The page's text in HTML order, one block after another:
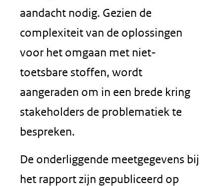
aandacht nodig. Gezien de
complexiteit van de oplossingen
voor het omgaan met niet-
toetsbare stoffen, wordt
aangeraden om in een brede kring
stakeholders de problematiek te
bespreken.
De onderliggende meetgegevens bij
het rapport zijn gepubliceerd op